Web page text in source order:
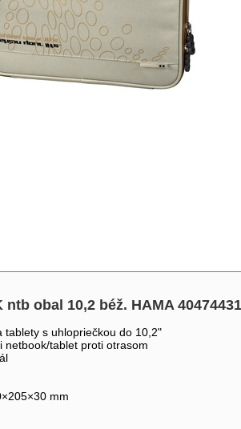
ntb obal 10,2 béž. HAMA
tablety s uhlopriečkou do 10,2"
netbook/tablet proti otrasom
mm